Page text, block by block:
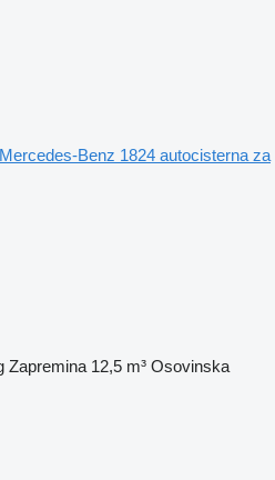
Mercedes-Benz 1824 autocisterna za
Zapremina 12,5 m³ Osovinska